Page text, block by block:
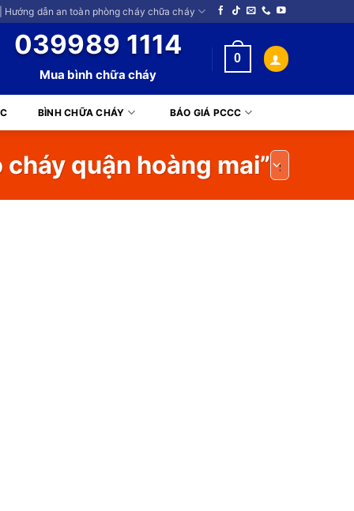
Hướng dẫn an toàn phòng cháy chữa cháy
039989 1114
Mua bình chữa cháy
0
BÌNH CHỮA CHÁY BÁO GIÁ PCCC
quận hoàng mai”